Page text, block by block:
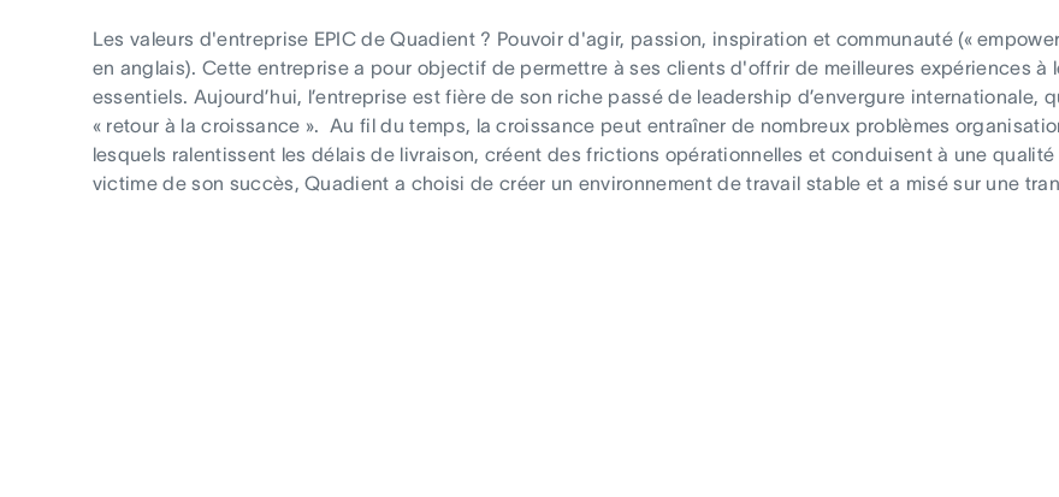
Les valeurs d'entreprise EPIC de Quadient ? Pouvoir d'agir, passion, inspiration et communauté («
en anglais). Cette entreprise a pour objectif de permettre à ses clients d'offrir de meilleures expériences
essentiels. Aujourd’hui, l’entreprise est fière de son riche passé de leadership d’envergure internationale,
« retour à la croissance ». Au fil du temps, la croissance peut entraîner de nombreux problèmes
lesquels ralentissent les délais de livraison, créent des frictions opérationnelles et conduisent à une
victime de son succès, Quadient a choisi de créer un environnement de travail stable et a misé sur une